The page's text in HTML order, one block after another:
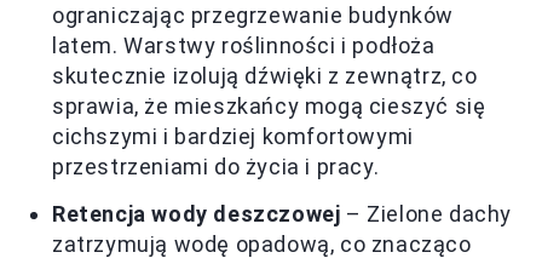
ograniczając przegrzewanie budynków
latem. Warstwy roślinności i podłoża
skutecznie izolują dźwięki z zewnątrz, co
sprawia, że mieszkańcy mogą cieszyć się
cichszymi i bardziej komfortowymi
przestrzeniami do życia i pracy.
Retencja wody deszczowej – Zielone dachy
zatrzymują wodę opadową, co znacząco